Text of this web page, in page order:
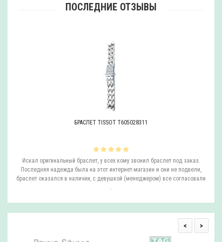
ПОСЛЕДНИЕ ОТЗЫВЫ
БРАСЛЕТ TISSOT T605028311
Искал оригинальный браслет, у всех кому звонил браслет под заказ.
Последняя надежда была на этот интернет-магазин и они не подвели,
браслет оказался в наличии, с девушкой (менеджером) все согласовали
..
< >